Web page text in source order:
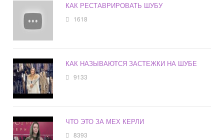
КАК РЕСТАВРИРОВАТЬ ШУБУ
1618
КАК НАЗЫВАЮТСЯ ЗАСТЕЖКИ НА ШУБЕ
9133
ЧТО ЭТО ЗА МЕХ КЕРЛИ
8393